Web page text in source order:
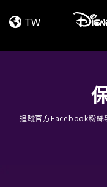
Years
Wonder
TW
追蹤官方Facebook粉絲